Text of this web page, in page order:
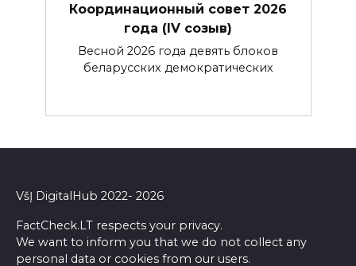
Координационный совет 2026
года (IV созыв)
Весной 2026 года девять блоков
беларусских демократических
VšĮ DigitalHub 2022- 2026
FactCheck.LT respects your privacy.
We want to inform you that we do not collect any
personal data or cookies from our users.